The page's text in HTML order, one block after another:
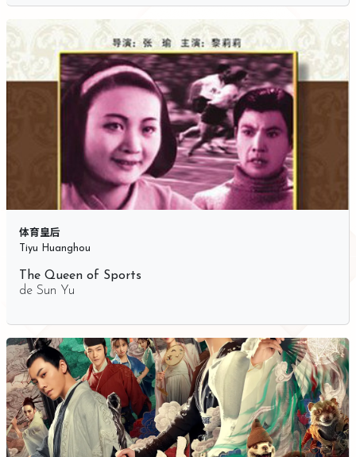
体育皇后
Tiyu Huanghou
The Queen of Sports
de Sun Yu